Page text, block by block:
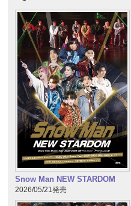
Snow Man NEW STARDOM
2026/05/21発売